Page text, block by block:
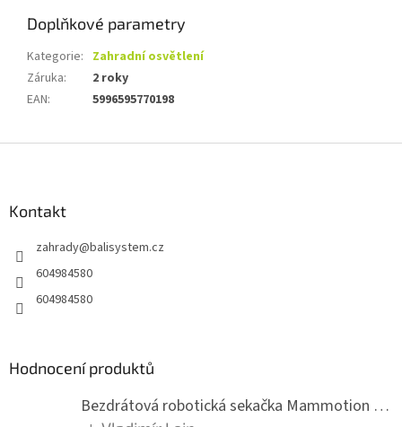
Doplňkové parametry
Kategorie: Zahradní osvětlení
Záruka:
2 roky
EAN: 5996595770198
Kontakt
zahrady@balisystem.cz
604984580
604984580
Hodnocení produktů
Bezdrátová robotická sekačka Mammotion LUBA mini 2 1500